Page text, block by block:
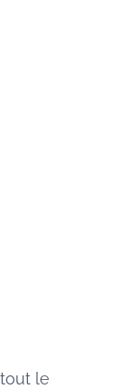
le